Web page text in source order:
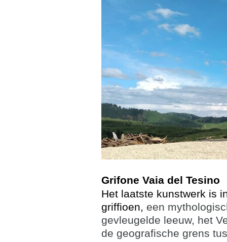
Grifone Vaia del Tesino
Het laatste kunstwerk is
griffioen, een
gevleugelde leeuw, het
de geografische grens